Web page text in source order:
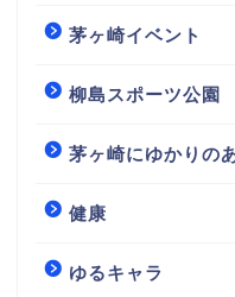
茅ヶ崎イベント
柳島スポーツ公園
茅ヶ崎にゆかりの
健康
ゆるキャラ